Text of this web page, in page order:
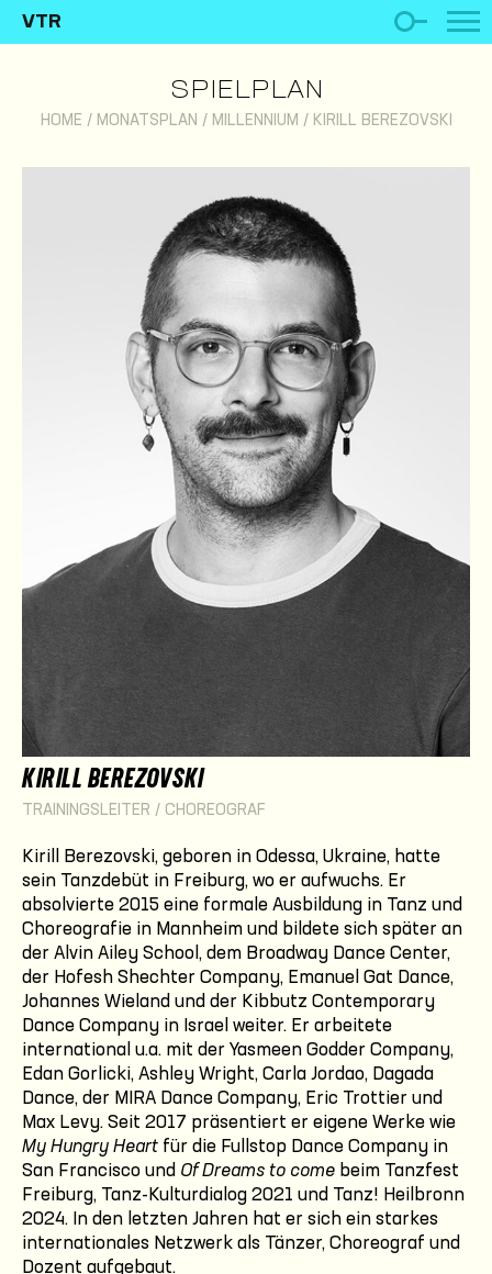
VTR
SPIELPLAN
HOME / MONATSPLAN / MILLENNIUM / KIRILL BEREZOVSKI
KIRILL BEREZOVSKI
TRAININGSLEITER / CHOREOGRAF
Kirill Berezovski, geboren in Odessa, Ukraine, hatte
sein Tanzdebüt in Freiburg, wo er aufwuchs. Er
absolvierte 2015 eine formale Ausbildung in Tanz und
Choreografie in Mannheim und bildete sich später an
der Alvin Ailey School, dem Broadway Dance Center,
der Hofesh Shechter Company, Emanuel Gat Dance,
Johannes Wieland und der Kibbutz Contemporary
Dance Company in Israel weiter. Er arbeitete
international u.a. mit der Yasmeen Godder Company,
Edan Gorlicki, Ashley Wright, Carla Jordao, Dagada
Dance, der MIRA Dance Company, Eric Trottier und
Max Levy. Seit 2017 präsentiert er eigene Werke wie
My Hungry Heart für die Fullstop Dance Company in
San Francisco und Of Dreams to come beim Tanzfest
Freiburg, Tanz-Kulturdialog 2021 und Tanz! Heilbronn
2024. In den letzten Jahren hat er sich ein starkes
internationales Netzwerk als Tänzer, Choreograf und
Dozent aufgebaut.